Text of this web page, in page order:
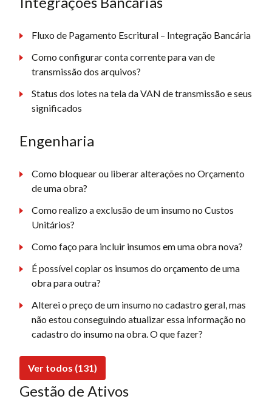
Fluxo de Pagamento Escritural – Integração Bancária
Como configurar conta corrente para van de
transmissão dos arquivos?
Status dos lotes na tela da VAN de transmissão e seus
significados
Engenharia
Como bloquear ou liberar alterações no Orçamento
de uma obra?
Como realizo a exclusão de um insumo no Custos
Unitários?
Como faço para incluir insumos em uma obra nova?
É possível copiar os insumos do orçamento de uma
obra para outra?
Alterei o preço de um insumo no cadastro geral, mas
não estou conseguindo atualizar essa informação no
cadastro do insumo na obra. O que fazer?
Ver todos (131)
Gestão de Ativos